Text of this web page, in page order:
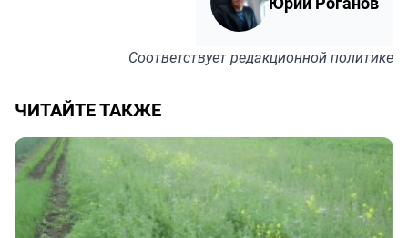
Соответствуетредакционной политике
ЧИТАЙТЕ ТАКЖЕ